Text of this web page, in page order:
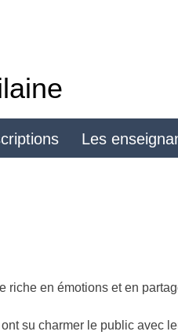
Les
riche en émotions et en
ont su charmer le public avec